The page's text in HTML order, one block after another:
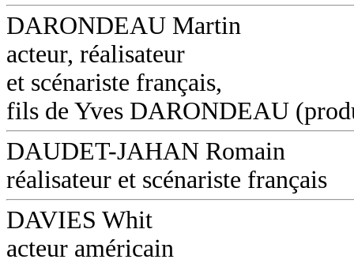
DARONDEAU Martin
acteur, réalisateur
et scénariste français,
fils de Yves DARONDEAU
DAUDET-JAHAN Romain
réalisateur et scénariste français
DAVIES Whit
acteur américain